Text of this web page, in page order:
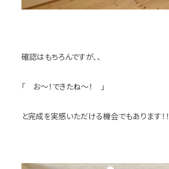
確認はもちろんですが、、
「 お～！できたね～！ 」
と完成を実感いただける機会でもあります！！